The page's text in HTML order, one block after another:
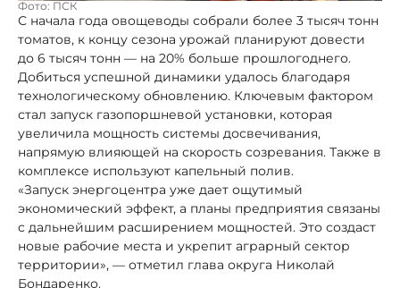
Фото: ПСК
С начала года овощеводы собрали более 3 тысяч тонн
томатов, к концу сезона урожай планируют довести
до 6 тысяч тонн — на 20% больше прошлогоднего.
Добиться успешной динамики удалось благодаря
технологическому обновлению. Ключевым фактором
стал запуск газопоршневой установки, которая
увеличила мощность системы досвечивания,
напрямую влияющей на скорость созревания. Также в
комплексе используют капельный полив.
«Запуск энергоцентра уже дает ощутимый
экономический эффект, а планы предприятия связаны
с дальнейшим расширением мощностей. Это создаст
новые рабочие места и укрепит аграрный сектор
территории», — отметил глава округа Николай
Бондаренко.